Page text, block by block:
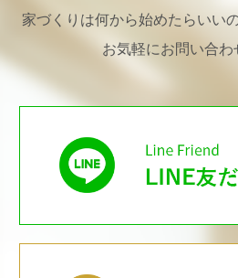
家づくりは何から始めたらいい
お気軽にお問い合わ